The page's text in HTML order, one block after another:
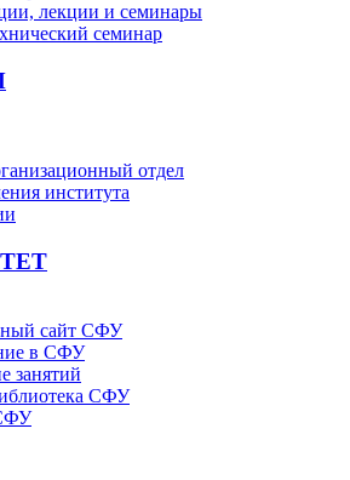
лекции и семинары
семинар
отдел
института
сайт СФУ
в СФУ
занятий
СФУ